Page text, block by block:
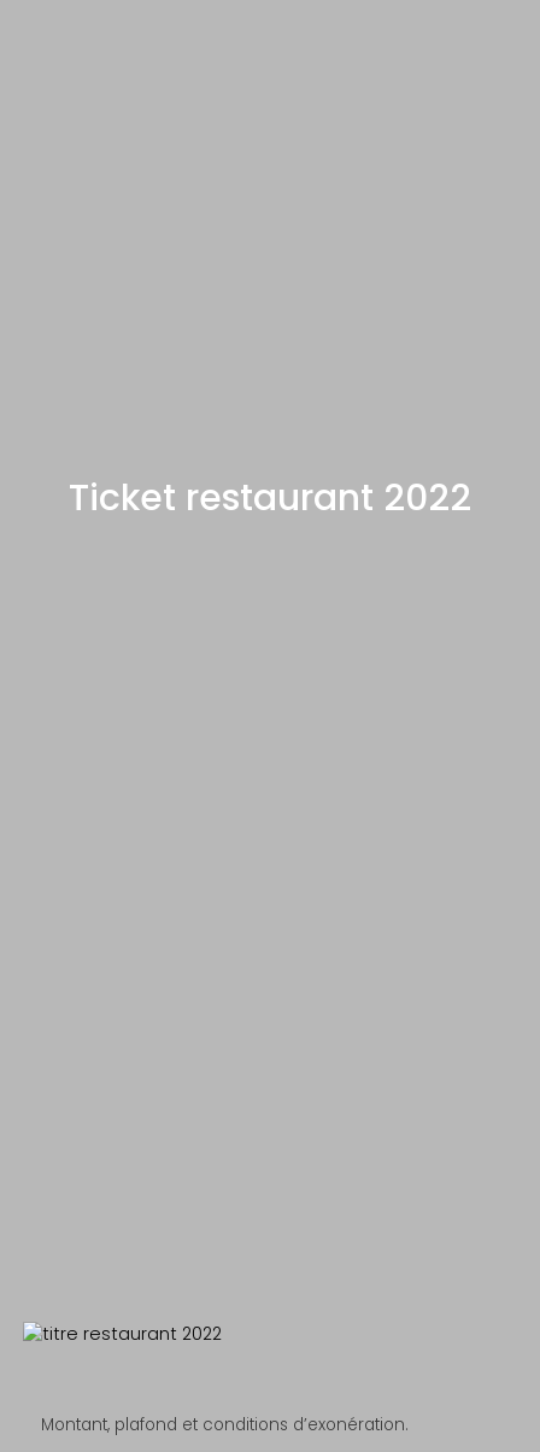
Ticket restaurant 2022
Montant, plafond et conditions d’exonération.